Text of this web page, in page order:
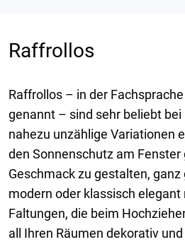
Raffrollos
Raffrollos – in der
genannt – sind sehr beliebt bei
nahezu unzählige Variationen
den Sonnenschutz am Fenster
Geschmack zu gestalten, ganz
modern oder klassisch
Faltungen, die beim
all Ihren Räumen dekorativ